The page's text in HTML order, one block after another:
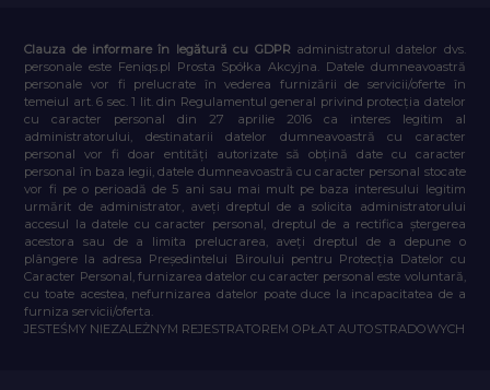
Clauza de informare în legătură cu GDPR administratorul datelor dvs.
personale este Feniqs.pl Prosta Spółka Akcyjna. Datele dumneavoastră
personale vor fi prelucrate în vederea furnizării de servicii/oferte în
temeiul art. 6 sec. 1 lit. din Regulamentul general privind protecția datelor
cu caracter personal din 27 aprilie 2016 ca interes legitim al
administratorului, destinatarii datelor dumneavoastră cu caracter
personal vor fi doar entități autorizate să obțină date cu caracter
personal în baza legii, datele dumneavoastră cu caracter personal stocate
vor fi pe o perioadă de 5 ani sau mai mult pe baza interesului legitim
urmărit de administrator, aveți dreptul de a solicita administratorului
accesul la datele cu caracter personal, dreptul de a rectifica ștergerea
acestora sau de a limita prelucrarea, aveți dreptul de a depune o
plângere la adresa Președintelui Biroului pentru Protecția Datelor cu
Caracter Personal, furnizarea datelor cu caracter personal este voluntară,
cu toate acestea, nefurnizarea datelor poate duce la incapacitatea de a
furniza servicii/oferta.
JESTEŚMY NIEZALEŻNYM REJESTRATOREM OPŁAT AUTOSTRADOWYCH